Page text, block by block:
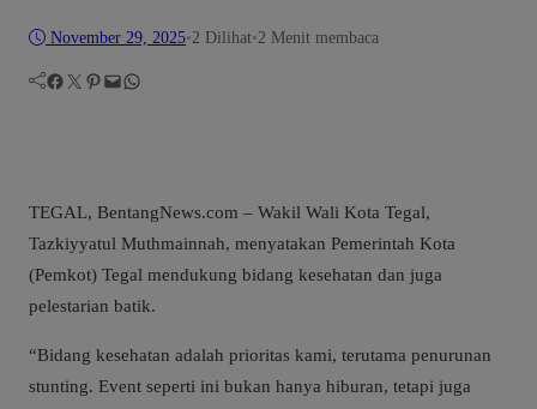
November 29, 2025•2 Dilihat•2 Menit membaca
Facebook Twitter Pinterest Mail WhatsApp
TEGAL, BentangNews.com – Wakil Wali Kota Tegal,
Tazkiyyatul Muthmainnah, menyatakan Pemerintah Kota
(Pemkot) Tegal mendukung bidang kesehatan dan juga
pelestarian batik.
“Bidang kesehatan adalah prioritas kami, terutama penurunan
stunting. Event seperti ini bukan hanya hiburan, tetapi juga